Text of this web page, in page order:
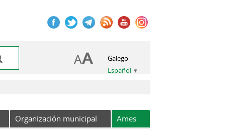
Galego
Español
Organización municipal Ames